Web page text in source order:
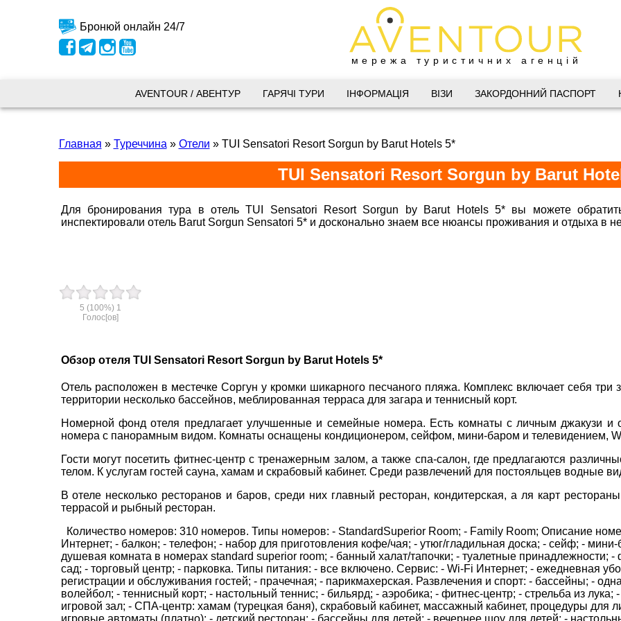
Бронюй онлайн 24/7
мережа туристичних агенцій
+38 (067) 180-32-43,
+38 (099) 180-32-43,
+38 (093) 180-32-43
0800 33 01 80
kyiv@aventour.ua
Пн. - Пт. 9:00 - 18:00
Дніпро
Запоріжжя
+38 (067) 180-32-43
+38 (093) 180-32-43,
0800 33 01 80
zp_city@aventour.ua
Пн. - Пт. 9:00 - 18:00
Сб 10:00 - 15:00
AVENTOUR / АВЕНТУР ГАРЯЧІ ТУРИ ІНФОРМАЦІЯ ВІЗИ ЗАКОРДОННИЙ ПАСПОРТ
Главная » Туреччина » Отели » TUI Sensatori Resort Sorgun by Barut Hotels 5*
TUI Sensatori Resort Sorgun by Barut
Для бронирования тура в отель TUI Sensatori Resort Sorgun by Barut Hotels 5* вы можете
инспектировали отель Barut Sorgun Sensatori 5* и досконально знаем все нюансы проживания и отдыха в
5 (100%) 1
Голос[ов]
Обзор отеля TUI Sensatori Resort Sorgun by Barut Hotels 5*
Отель расположен в местечке Соргун у кромки шикарного песчаного пляжа. Комплекс включает себя
территории несколько бассейнов, меблированная терраса для загара и теннисный корт.
Номерной фонд отеля предлагает улучшенные и семейные номера. Есть комнаты с личным джакузи и
номера с панорамным видом. Комнаты оснащены кондиционером, сейфом, мини-баром и телевидением,
Гости могут посетить фитнес-центр с тренажерным залом, а также спа-салон, где предлагаются
телом. К услугам гостей сауна, хамам и скрабовый кабинет. Среди развлечений для постояльцев водные
В отеле несколько ресторанов и баров, среди них главный ресторан, кондитерская, а ля карт
террасой и рыбный ресторан.
Количество номеров: 310 номеров. Типы номеров: - StandardSuperior Room; - Family Room; Описание
Интернет; - балкон; - телефон; - набор для приготовления кофе/чая; - утюг/гладильная доска; - сейф; -
душевая комната в номерах standard superior room; - банный халат/тапочки; - туалетные принадлежности;
сад; - торговый центр; - парковка. Типы питания: - все включено. Сервис: - Wi-Fi Интернет; - ежедневная
регистрации и обслуживания гостей; - прачечная; - парикмахерская. Развлечения и спорт: - бассейны; -
волейбол; - теннисный корт; - настольный теннис; - бильярд; - аэробика; - фитнес-центр; - стрельба из
игровой зал; - СПА-центр: хамам (турецкая баня), скрабовый кабинет, массажный кабинет, процедуры для
игровые автоматы (платно); - детский ресторан; - бассейны для детей; - вечернее шоу для детей; -
*ВАШЕ ІМ'Я
*E-MAIL
ДЕ ПРОЖИВАЄТЕ
ПРИМІТКИ
* поля обов'язкові для заповнення